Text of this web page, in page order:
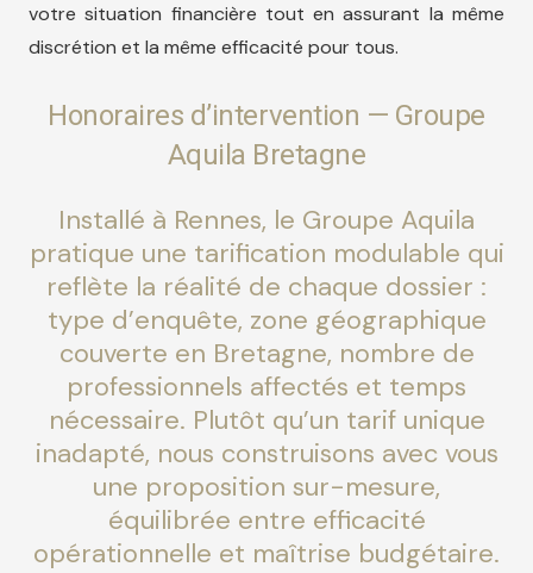
votre situation financière tout en assurant la même
discrétion et la même efficacité pour tous.
Honoraires d’intervention — Groupe
Aquila Bretagne
Installé à Rennes, le Groupe Aquila
pratique une tarification modulable qui
reflète la réalité de chaque dossier :
type d’enquête, zone géographique
couverte en Bretagne, nombre de
professionnels affectés et temps
nécessaire. Plutôt qu’un tarif unique
inadapté, nous construisons avec vous
une proposition sur-mesure,
équilibrée entre efficacité
opérationnelle et maîtrise budgétaire.